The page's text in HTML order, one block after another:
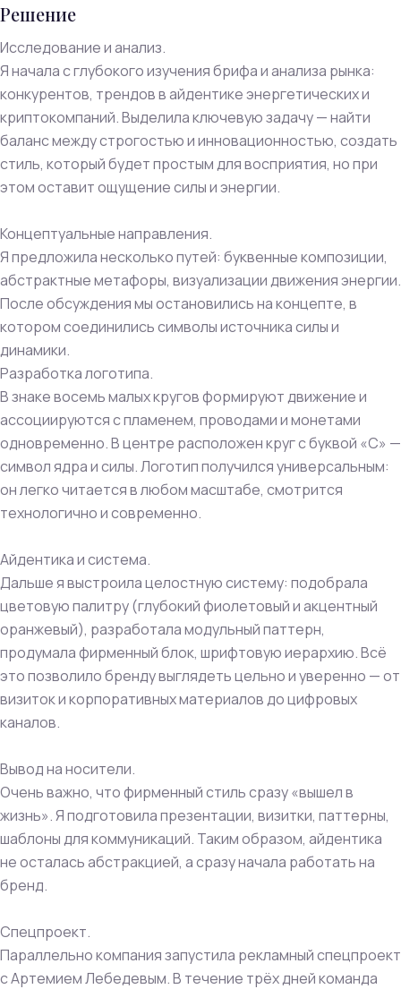
Решение
Исследование и анализ.
Я начала с глубокого изучения брифа и анализа рынка:
конкурентов, трендов в айдентике энергетических и
криптокомпаний. Выделила ключевую задачу — найти
баланс между строгостью и инновационностью, создать
стиль, который будет простым для восприятия, но при
этом оставит ощущение силы и энергии.
Концептуальные направления.
Я предложила несколько путей: буквенные композиции,
абстрактные метафоры, визуализации движения энергии.
После обсуждения мы остановились на концепте, в
котором соединились символы источника силы и
динамики.
Разработка логотипа.
В знаке восемь малых кругов формируют движение и
ассоциируются с пламенем, проводами и монетами
одновременно. В центре расположен круг с буквой «С» —
символ ядра и силы. Логотип получился универсальным:
он легко читается в любом масштабе, смотрится
технологично и современно.
Айдентика и система.
Дальше я выстроила целостную систему: подобрала
цветовую палитру (глубокий фиолетовый и акцентный
оранжевый), разработала модульный паттерн,
продумала фирменный блок, шрифтовую иерархию. Всё
это позволило бренду выглядеть цельно и уверенно — от
визиток и корпоративных материалов до цифровых
каналов.
Вывод на носители.
Очень важно, что фирменный стиль сразу «вышел в
жизнь». Я подготовила презентации, визитки, паттерны,
шаблоны для коммуникаций. Таким образом, айдентика
не осталась абстракцией, а сразу начала работать на
бренд.
Спецпроект.
Параллельно компания запустила рекламный спецпроект
с Артемием Лебедевым. В течение трёх дней команда